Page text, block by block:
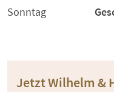
Sonntag
Jetzt Wilhelm &